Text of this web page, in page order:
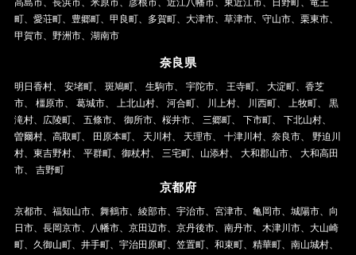
高島市、長浜市、米原市、彦根市、近江八幡市、東近江市、日野町、竜王
町、愛荘町、豊郷町、甲良町、多賀町、大津市、草津市、守山市、栗東市、
甲賀市、野洲市、湖南市
奈良県
明日香村、 安堵町、 斑鳩町、 生駒市、 宇陀市、 王寺町、 大淀町、香芝
市、 橿原市、 葛城市、 上北山村、 河合町、 川上村、 川西町、 上牧町、 黒
滝村、広陵町、 五條市、 御所市、桜井市、 三郷町、 下市町、 下北山村、
曽爾村、高取町、 田原本町、 天川村、 天理市、 十津川村、奈良市、 野迫川
村、東吉野村、 平群町、御杖村、 三宅町、山添村、 大和郡山市、 大和高田
市、 吉野町
京都府
京都市、福知山市、舞鶴市、綾部市、宇治市、宮津市、亀岡市、城陽市、向
日市、長岡京市、八幡市、京田辺市、京丹後市、南丹市、木津川市、大山崎
町、久御山町、井手町、宇治田原町、笠置町、和束町、精華町、南山城村、